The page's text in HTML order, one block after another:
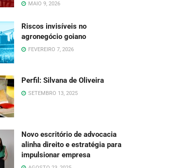
MAIO 9, 2026
Riscos invisíveis no
agronegócio goiano
FEVEREIRO 7, 2026
Perfil: Silvana de Oliveira
SETEMBRO 13, 2025
Novo escritório de advocacia
alinha direito e estratégia para
impulsionar empresa